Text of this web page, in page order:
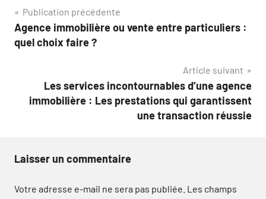
Navigation
de
Publication précédente
Agence immobilière ou vente entre particuliers :
quel choix faire ?
Article suivant
Les services incontournables d’une agence
immobilière : Les prestations qui garantissent
une transaction réussie
Laisser un commentaire
Votre adresse e-mail ne sera pas publiée. Les champs